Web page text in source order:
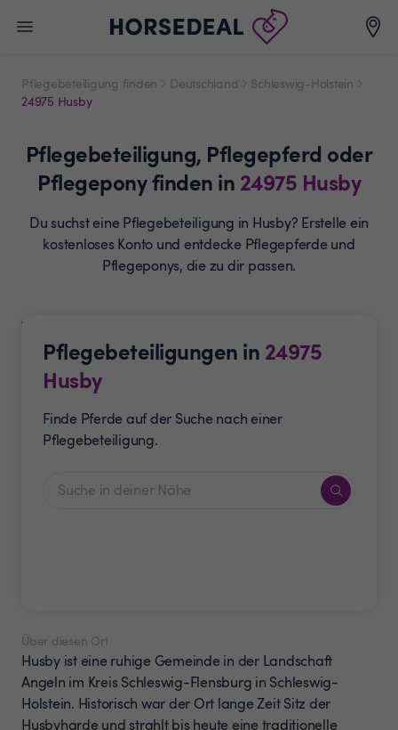
Pflegebeteiligung finden Deutschland
Schleswig-Holstein
24975 Husby
Pflegebeteiligung, Pflegepferd oder
Pflegeponyfinden in 24975 Husby
Du suchst eine Pflegebeteiligung in Husby? Erstelle ein
kostenloses Konto und entdecke Pflegepferde und
Pflegeponys, die zu dir passen.
Pflegebeteiligungen in 24975
Husby
Finde Pferde auf der Suche nach einer
Pflegebeteiligung.
Über diesen Ort
Husby ist eine ruhige Gemeinde in der Landschaft
Angeln im Kreis Schleswig-Flensburg in Schleswig-
Holstein. Historisch war der Ort lange Zeit Sitz der
Husbyharde und strahlt bis heute eine traditionelle